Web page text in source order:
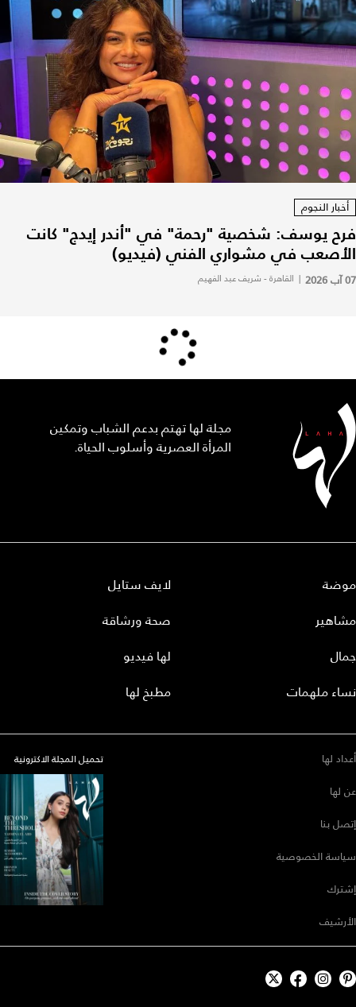
أخبار النجوم
فرح يوسف: شخصية "رحمة" في "أندر إيدج" كانت
الأصعب في مشواري الفني (فيديو)
07 آب 2026 | القاهرة - شريف عبد الفهيم
مجلة لها تهتم بدعم الشباب وتمكين
المرأة العصرية وأسلوب الحياة.
موضة
مشاهير
جمال
نساء ملهمات
لايف ستايل
صحة ورشاقة
لها فيديو
مطبخ لها
أعداد لها
عن لها
إتصل بنا
سياسة الخصوصية
إشترك
الأرشيف
تحميل المجلة الاكترونية